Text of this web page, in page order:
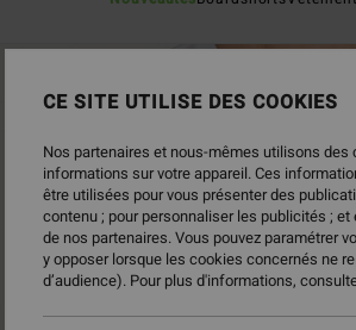
CE SITE UTILISE DES COOKIES
Nos partenaires et nous-mêmes utilisons
informations sur votre appareil. Ces
être utilisées pour vous présenter des
contenu ; pour personnaliser les publicités ;
de nos partenaires. Vous pouvez paramétrer
y opposer lorsque les cookies concernés ne
d’audience). Pour plus d'informations,